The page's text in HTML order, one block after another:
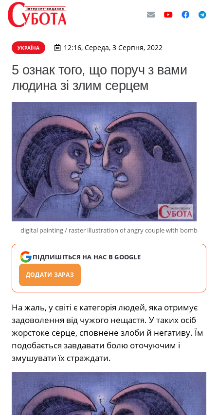
УКРАЇНА 12:16, Середа, 3 Серпня, 2022
5 ознак того, що поруч з вами
людина зі злим серцем
digital painting / raster illustration of angry couple with bomb
ПІДПИШІТЬСЯ НА НАС В GOOGLE
ДОДАТИ ЗАРАЗ
На жаль, у світі є категорія людей, яка отримує
задоволення від чужого нещастя. У таких осіб
жорстоке серце, сповнене злоби й негативу. Їм
подобається завдавати болю оточуючим і
змушувати їх страждати.